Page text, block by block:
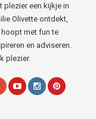
plezier een kijkje in
Olivette ontdekt,
hoopt met fun te
en adviseren.
plezier.